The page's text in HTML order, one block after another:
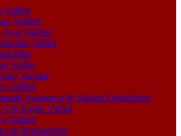
Valfler
Valfleri
Ayar Valfleri
Valfler
Valfler
Vanalar
Valfleri
Susturucu & Vakum Enjektörleri
Çift Bobin Valfler
Valfleri
& Regülatörler